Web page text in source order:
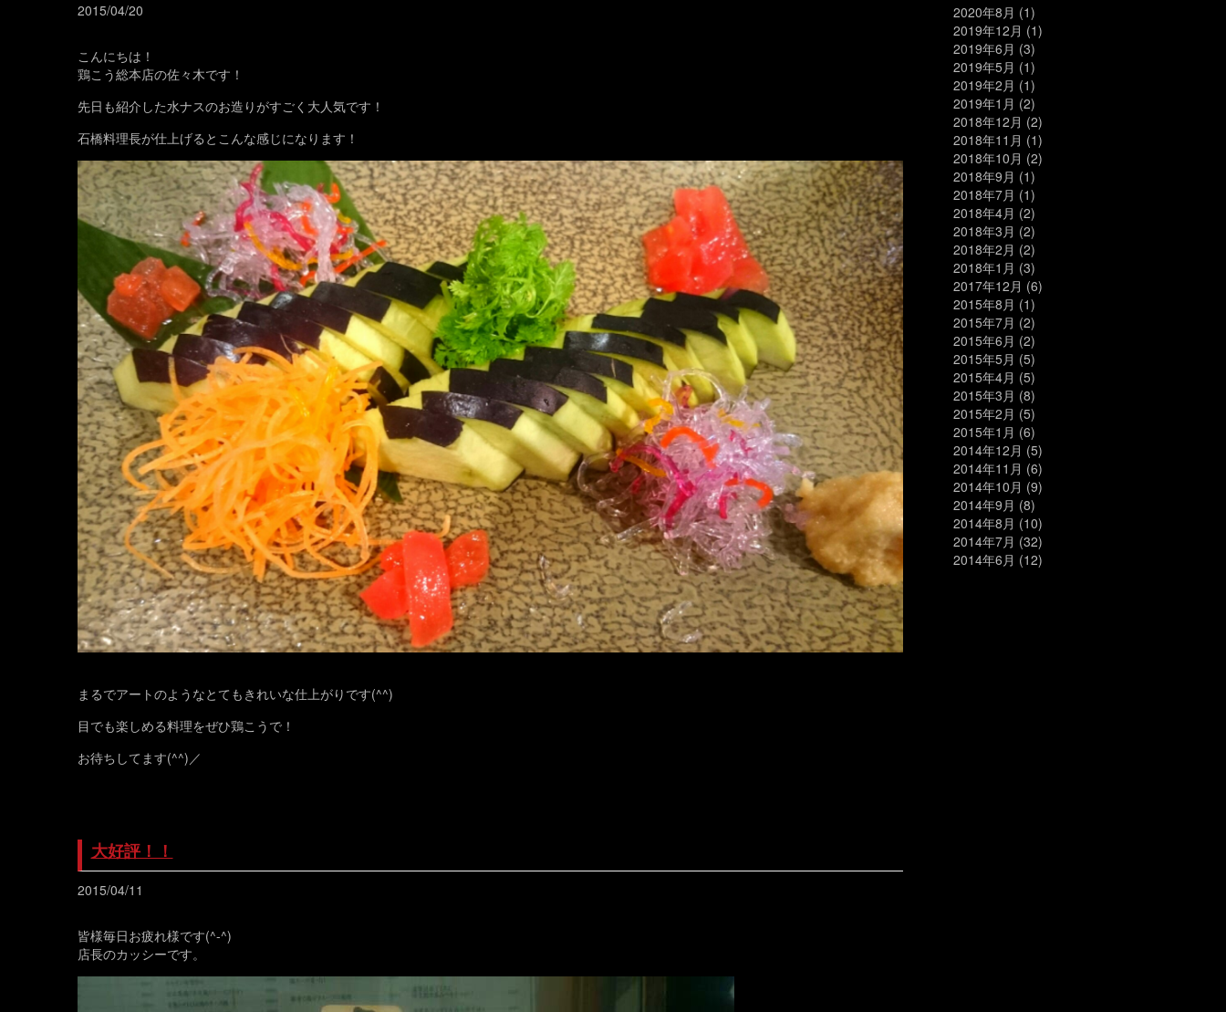
2015/04/20
こんにちは！
鶏こう総本店の佐々木です！
先日も紹介した水ナスのお造りがすごく大人気です！
石橋料理長が仕上げるとこんな感じになります！
まるでアートのようなとてもきれいな仕上がりです(^^)
目でも楽しめる料理をぜひ鶏こうで！
お待ちしてます(^^)／
大好評！！
2015/04/11
皆様毎日お疲れ様です(^-^)
店長のカッシーです。
2020年8月 (1)
2019年12月 (1)
2019年6月 (3)
2019年5月 (1)
2019年2月 (1)
2019年1月 (2)
2018年12月 (2)
2018年11月 (1)
2018年10月 (2)
2018年9月 (1)
2018年7月 (1)
2018年4月 (2)
2018年3月 (2)
2018年2月 (2)
2018年1月 (3)
2017年12月 (6)
2015年8月 (1)
2015年7月 (2)
2015年6月 (2)
2015年5月 (5)
2015年4月 (5)
2015年3月 (8)
2015年2月 (5)
2015年1月 (6)
2014年12月 (5)
2014年11月 (6)
2014年10月 (9)
2014年9月 (8)
2014年8月 (10)
2014年7月 (32)
2014年6月 (12)